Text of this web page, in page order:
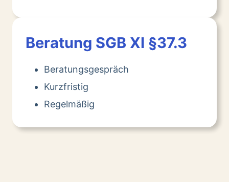
Beratung SGB XI §37.3
Beratungsgespräch
Kurzfristig
Regelmäßig